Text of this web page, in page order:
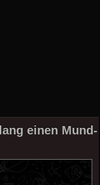
einen Mund-